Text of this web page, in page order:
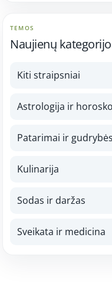
TEMOS
Naujienų
Kiti straipsniai
Astrologija ir
Patarimai ir gudrybės
Kulinarija
Sodas ir daržas
Sveikata ir medicina